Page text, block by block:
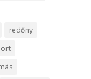
redőny